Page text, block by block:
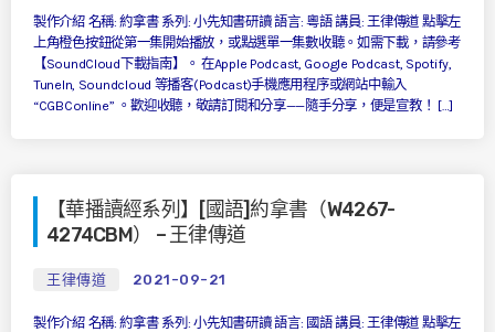
製作介紹 名稱: 約拿書 系列: 小先知書研讀 語言: 粵語 講員: 王律傳道 點擊左
上角橙色按鈕從第一集開始播放，或點選單一集數收聽。如需下載，請參考
【SoundCloud下載指南】。 在Apple Podcast, Google Podcast, Spotify,
TuneIn, Soundcloud 等播客(Podcast)手機應用程序或網站中輸入
“CGBConline” 。歡迎收聽，敬請訂閱和分享——隨手分享，便是宣教！ […]
【華播讀經系列】[國語]約拿書（W4267-
4274CBM） – 王律傳道
王律傳道 2021-09-21
製作介紹 名稱: 約拿書 系列: 小先知書研讀 語言: 國語 講員: 王律傳道 點擊左